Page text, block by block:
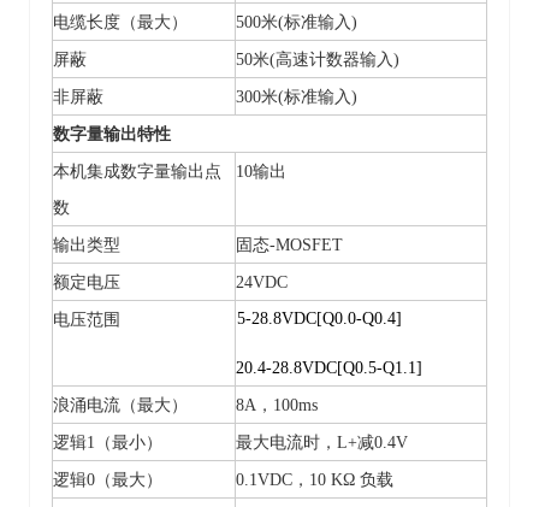
电缆长度（最大） 500米(标准输入)
屏蔽 50米(高速计数器输入)
非屏蔽 300米(标准输入)
数字量输出特性
本机集成数字量输出点
数
10输出
输出类型 固态-MOSFET
额定电压 24VDC
电压范围 5-28.8VDC[Q0.0-Q0.4]
20.4-28.8VDC[Q0.5-Q1.1]
浪涌电流（最大） 8A，100ms
逻辑1（最小） 最大电流时， L+减0.4V
逻辑0（最大） 0.1VDC，10 KΩ 负载